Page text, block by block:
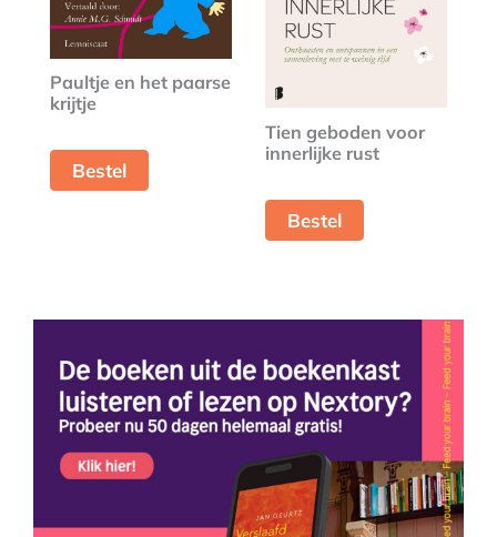
Paultje en het paarse
krijtje
Bestel
Tien geboden voor
innerlijke rust
Bestel